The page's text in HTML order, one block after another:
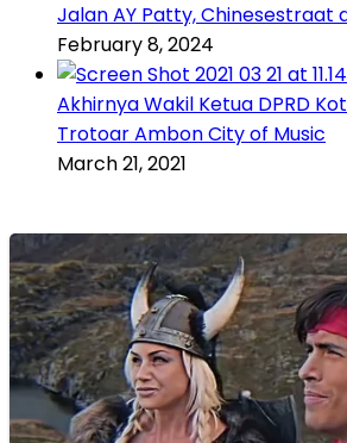
Jalan AY Patty, Chinesestraat
February 8, 2024
Akhirnya Wakil Ketua DPRD
Trotoar Ambon City of Music
March 21, 2021